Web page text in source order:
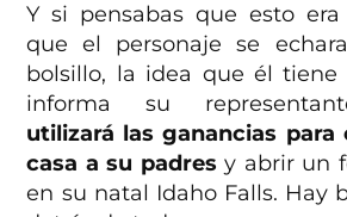
Y si pensabas que esto
que el personaje se
bolsillo, la idea que él tiene
informa su
utilizará las ganancias para
casa a su padres y abrir un
en su natal Idaho Falls. Hay